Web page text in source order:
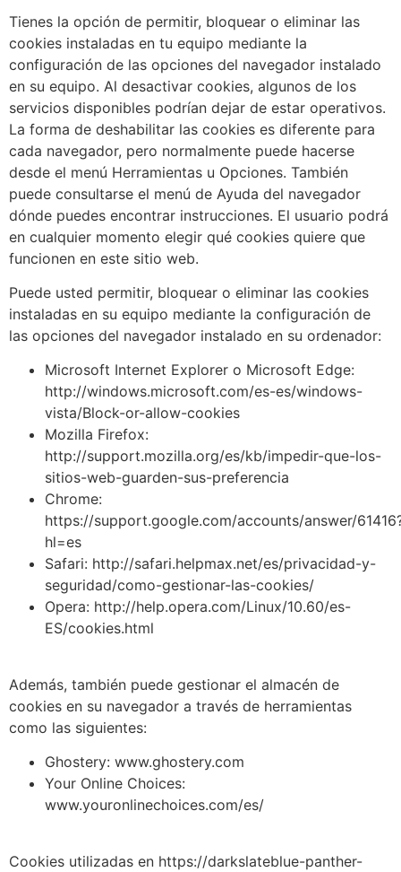
Tienes la opción de permitir, bloquear o eliminar las
cookies instaladas en tu equipo mediante la
configuración de las opciones del navegador instalado
en su equipo. Al desactivar cookies, algunos de los
servicios disponibles podrían dejar de estar operativos.
La forma de deshabilitar las cookies es diferente para
cada navegador, pero normalmente puede hacerse
desde el menú Herramientas u Opciones. También
puede consultarse el menú de Ayuda del navegador
dónde puedes encontrar instrucciones. El usuario podrá
en cualquier momento elegir qué cookies quiere que
funcionen en este sitio web.
Puede usted permitir, bloquear o eliminar las cookies
instaladas en su equipo mediante la configuración de
las opciones del navegador instalado en su ordenador:
Microsoft Internet Explorer o Microsoft Edge:
http://windows.microsoft.com/es-es/windows-
vista/Block-or-allow-cookies
Mozilla Firefox:
http://support.mozilla.org/es/kb/impedir-que-los-
sitios-web-guarden-sus-preferencia
Chrome:
https://support.google.com/accounts/answer/
hl=es
Safari: http://safari.helpmax.net/es/privacidad-y-
seguridad/como-gestionar-las-cookies/
Opera: http://help.opera.com/Linux/10.60/es-
ES/cookies.html
Además, también puede gestionar el almacén de
cookies en su navegador a través de herramientas
como las siguientes:
Ghostery: www.ghostery.com
Your Online Choices:
www.youronlinechoices.com/es/
Cookies utilizadas en https://darkslateblue-panther-